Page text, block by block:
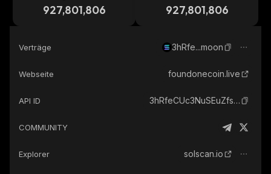
927,801,806 927,801,806
Verträge 3hRfe...moon
Webseite foundonecoin.live
API ID 3hRfeCUc3NuSEuZfsLBpi2X6AUcF3jRKbCdPrpKpmoon_solana
COMMUNITY
Explorer solscan.io